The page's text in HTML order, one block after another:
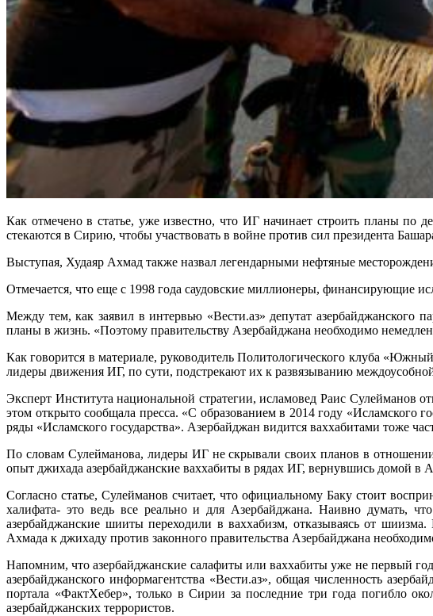
Как отмечено в статье, уже известно, что ИГ начинает строить планы по
стекаются в Сирию, чтобы участвовать в войне против сил президента
Выступая, Худаяр Ахмад также назвал легендарными нефтяные
Отмечается, что еще с 1998 года саудовские миллионеры, финансирующие
Между тем, как заявил в интервью «Вести.аз» депутат
планы в жизнь. «Поэтому правительству Азербайджана необходимо
Как говорится в материале, руководитель Политологического клуба
лидеры движения ИГ, по сути, подстрекают их к развязыванию
Эксперт Института национальной стратегии, исламовед Раис Сулейманов
этом открыто сообщала пресса. «С образованием в 2014 году «Исламского
ряды «Исламского государства». Азербайджан видится ваххабитами тоже
По словам Сулейманова, лидеры ИГ не скрывали своих планов в
опыт джихада азербайджанские ваххабиты в рядах ИГ, вернувшись домой в
Согласно статье, Сулейманов считает, что официальному Баку стоит
халифата- это ведь все реально и для Азербайджана. Наивно думать,
азербайджанские шииты переходили в ваххабизм, отказываясь от
Ахмада к джихаду против законного правительства Азербайджана
Напомним, что азербайджанские салафиты или ваххабиты уже не первый
азербайджанского информагентства «Вести.аз», общая численность
портала «ФактХебер», только в Сирии за последние три года погибло
азербайджанских террористов.